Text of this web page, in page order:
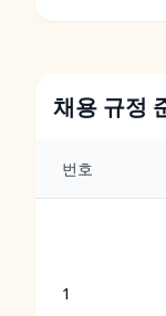
채용 규정
번호
1